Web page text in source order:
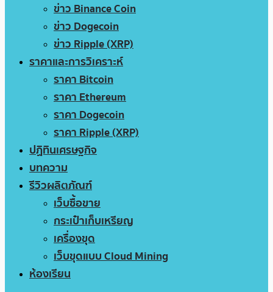
ข่าว Binance Coin
ข่าว Dogecoin
ข่าว Ripple (XRP)
ราคาและการวิเคราะห์
ราคา Bitcoin
ราคา Ethereum
ราคา Dogecoin
ราคา Ripple (XRP)
ปฏิทินเศรษฐกิจ
บทความ
รีวิวผลิตภัณฑ์
เว็บซื้อขาย
กระเป๋าเก็บเหรียญ
เครื่องขุด
เว็บขุดแบบ Cloud Mining
ห้องเรียน